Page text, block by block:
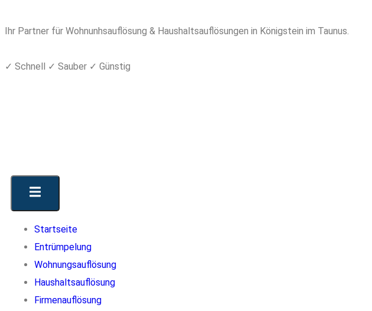
Ihr Partner für Wohnunhsauflösung & Haushaltsauflösungen in Königstein im Taunus.
✓ Schnell ✓ Sauber ✓ Günstig
Startseite
Entrümpelung
Wohnungsauflösung
Haushaltsauflösung
Firmenauflösung